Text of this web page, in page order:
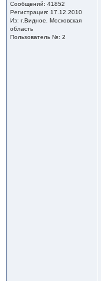
Сообщений: 41852
Регистрация: 17.12.2010
Из: г.Видное, Московская
область
Пользователь №: 2